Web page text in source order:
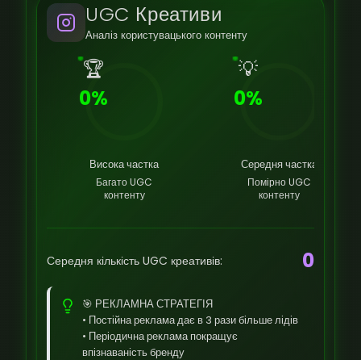
UGC Креативи
Аналіз користувацького контенту
🏆
0%
Висока частка
Багато UGC
контенту
💡
0%
Середня частка
Помірно UGC
контенту
Середня кількість UGC креативів: 0
🎯 РЕКЛАМНА СТРАТЕГІЯ
• Постійна реклама дає в 3 рази більше лідів
• Періодична реклама покращує
впізнаваність бренду